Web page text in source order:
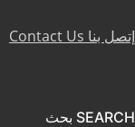
إتصل بنا Contact Us
SEARCH بحث